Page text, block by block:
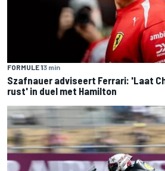
FORMULE 13 min
Szafnauer adviseert Ferrari: 'Laat
rust' in duel met Hamilton